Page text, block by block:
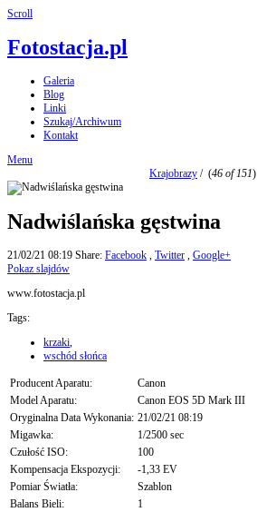
Scroll
Fotostacja.pl
Galeria
Blog
Linki
Szukaj/Archiwum
Kontakt
Menu
Krajobrazy / (46 of 151)
Nadwiślańska gęstwina
21/02/21 08:19 Share: Facebook , Twitter , Google+
Pokaz slajdów
www.fotostacja.pl
Tags:
krzaki,
wschód słońca
Producent Aparatu:
Canon
Model Aparatu:
Canon EOS 5D Mark III
Oryginalna Data Wykonania: 21/02/21 08:19
Migawka:
1/2500 sec
Czułość ISO:
100
Kompensacja Ekspozycji:
-1,33 EV
Pomiar Światła:
Szablon
Balans Bieli:
1